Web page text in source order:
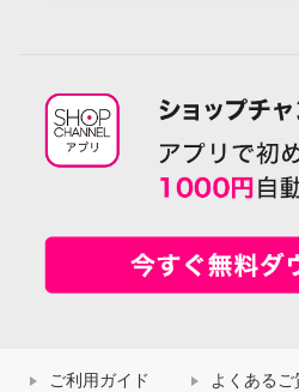
ご利用ガイド よくあるご